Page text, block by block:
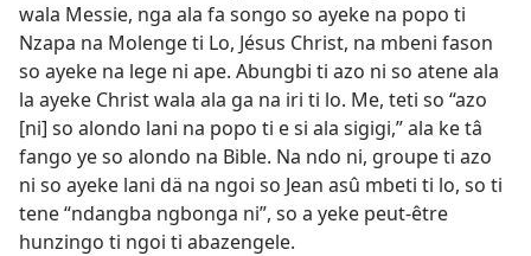
wala Messie, nga ala fa songo so ayeke na popo ti
Nzapa na Molenge ti Lo, Jésus Christ, na mbeni fason
so ayeke na lege ni ape. Abungbi ti azo ni so atene ala
la ayeke Christ wala ala ga na iri ti lo. Me, teti so “azo
[ni] so alondo lani na popo ti e si ala sigigi,” ala ke tâ
fango ye so alondo na Bible. Na ndo ni, groupe ti azo
ni so ayeke lani dä na ngoi so Jean asû mbeti ti lo, so ti
tene “ndangba ngbonga ni”, so a yeke peut-être
hunzingo ti ngoi ti abazengele.